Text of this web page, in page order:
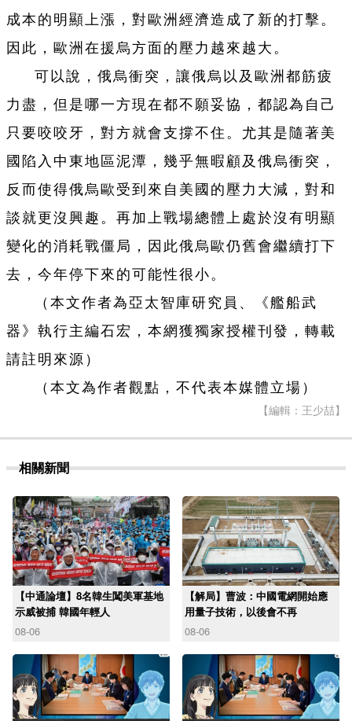
成本的明顯上漲，對歐洲經濟造成了新的打擊。
因此，歐洲在援烏方面的壓力越來越大。
可以說，俄烏衝突，讓俄烏以及歐洲都筋疲
力盡，但是哪一方現在都不願妥協，都認為自己
只要咬咬牙，對方就會支撐不住。尤其是隨著美
國陷入中東地區泥潭，幾乎無暇顧及俄烏衝突，
反而使得俄烏歐受到來自美國的壓力大減，對和
談就更沒興趣。再加上戰場總體上處於沒有明顯
變化的消耗戰僵局，因此俄烏歐仍舊會繼續打下
去，今年停下來的可能性很小。
（本文作者為亞太智庫研究員、《艦船武
器》執行主編石宏，本網獲獨家授權刊發，轉載
請註明來源）
（本文為作者觀點，不代表本媒體立場）
【編輯：王少喆】
相關新聞
【中通論壇】8名韓生闖美軍基地
示威被捕 韓國年輕人
08-06
【解局】曹波：中國電網開始應
用量子技術，以後會不再
08-06